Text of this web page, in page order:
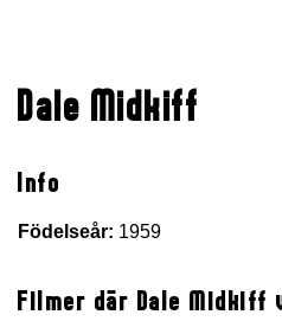
Dale Midkiff
Info
Födelseår: 1959
Filmer där Dale Midkiff